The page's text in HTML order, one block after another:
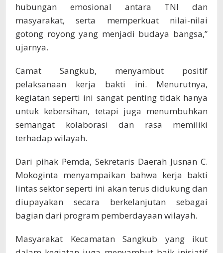
hubungan emosional antara TNI dan
masyarakat, serta memperkuat nilai-nilai
gotong royong yang menjadi budaya bangsa,”
ujarnya.
Camat Sangkub, menyambut positif
pelaksanaan kerja bakti ini. Menurutnya,
kegiatan seperti ini sangat penting tidak hanya
untuk kebersihan, tetapi juga menumbuhkan
semangat kolaborasi dan rasa memiliki
terhadap wilayah.
Dari pihak Pemda, Sekretaris Daerah Jusnan C.
Mokoginta menyampaikan bahwa kerja bakti
lintas sektor seperti ini akan terus didukung dan
diupayakan secara berkelanjutan sebagai
bagian dari program pemberdayaan wilayah.
Masyarakat Kecamatan Sangkub yang ikut